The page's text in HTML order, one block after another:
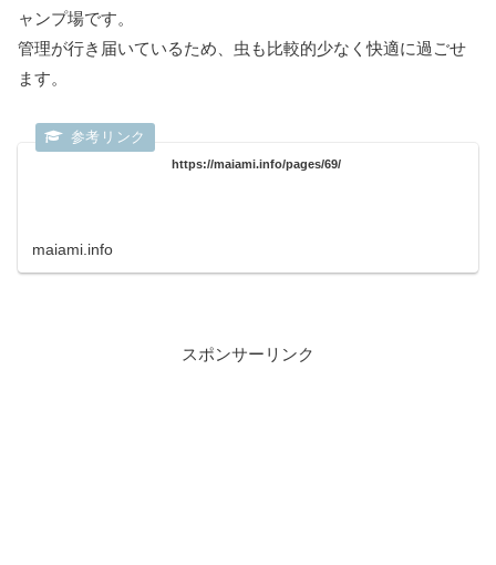
ャンプ場です。
管理が行き届いているため、虫も比較的少なく快適に過ごせ
ます。
https://maiami.info/pages/69/
maiami.info
スポンサーリンク